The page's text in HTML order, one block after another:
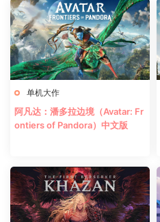
单机大作
阿凡达：潘多拉边境（Avatar: Fr
ontiers of Pandora）中文版